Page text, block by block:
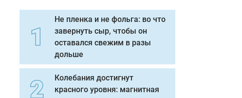
Не пленка и не фольга: во что
завернуть сыр, чтобы он
оставался свежим в разы
дольше
Колебания достигнут
красного уровня: магнитная